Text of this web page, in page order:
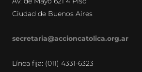
Ciudad de Buenos Aires
secretaria@accioncatolica.org.ar
Línea fija: (011) 4331-6323